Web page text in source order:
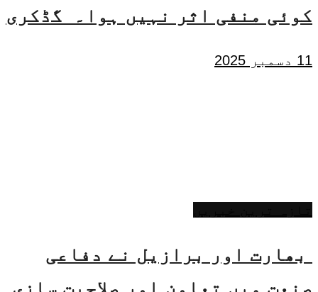
کوئی منفی اثر نہیں ہوا۔ گڈکری
11 دسمبر 2025
بھارت اور برازیل نے دفاعی
صنعت میں تعاون اور صلاحیت سازی